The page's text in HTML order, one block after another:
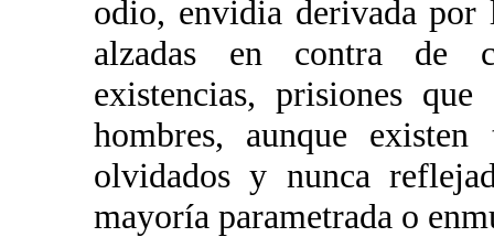
odio, envidia derivada por
alzadas en contra de
existencias, prisiones
hombres, aunque
olvidados y nunca
mayoría parametrada o